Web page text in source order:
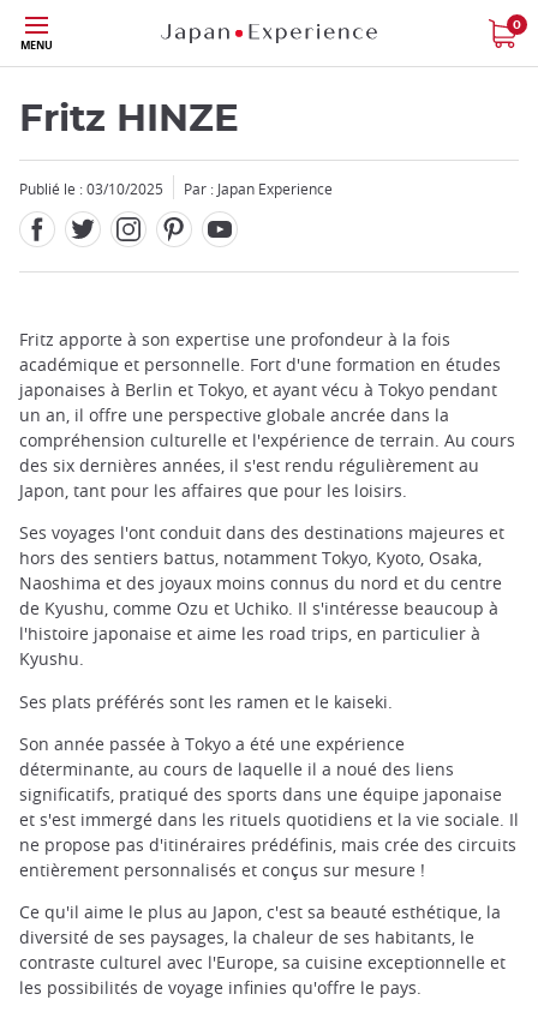
Skip
to
main
content
MENU
0
Fritz HINZE
Publié le : 03/10/2025 Par : Japan Experience
Fritz apporte à son expertise une profondeur à la fois
académique et personnelle. Fort d'une formation en études
japonaises à Berlin et Tokyo, et ayant vécu à Tokyo pendant
un an, il offre une perspective globale ancrée dans la
compréhension culturelle et l'expérience de terrain. Au cours
des six dernières années, il s'est rendu régulièrement au
Japon, tant pour les affaires que pour les loisirs.
Ses voyages l'ont conduit dans des destinations majeures et
hors des sentiers battus, notamment Tokyo, Kyoto, Osaka,
Naoshima et des joyaux moins connus du nord et du centre
de Kyushu, comme Ozu et Uchiko. Il s'intéresse beaucoup à
l'histoire japonaise et aime les road trips, en particulier à
Kyushu.
Ses plats préférés sont les ramen et le kaiseki.
Son année passée à Tokyo a été une expérience
déterminante, au cours de laquelle il a noué des liens
significatifs, pratiqué des sports dans une équipe japonaise
et s'est immergé dans les rituels quotidiens et la vie sociale. Il
ne propose pas d'itinéraires prédéfinis, mais crée des circuits
entièrement personnalisés et conçus sur mesure !
Ce qu'il aime le plus au Japon, c'est sa beauté esthétique, la
diversité de ses paysages, la chaleur de ses habitants, le
contraste culturel avec l'Europe, sa cuisine exceptionnelle et
les possibilités de voyage infinies qu'offre le pays.
Fermer
Add
mask
focusable
element
for
loop
on
trap
after
an
iframe